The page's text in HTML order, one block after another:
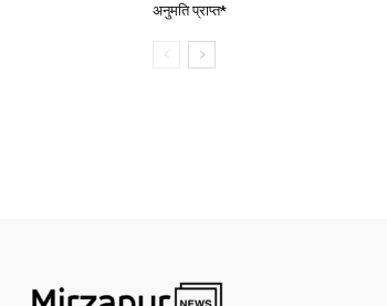
अनुमति प्राप्त*